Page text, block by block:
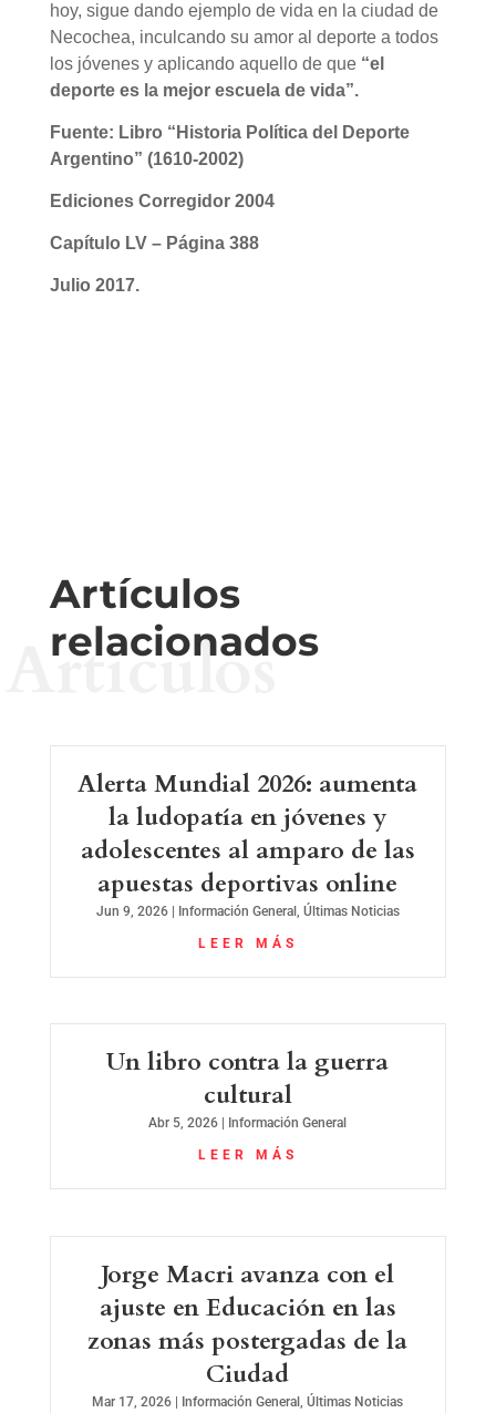
hoy, sigue dando ejemplo de vida en la ciudad de
Necochea, inculcando su amor al deporte a todos
los jóvenes y aplicando aquello de que “el
deporte es la mejor escuela de vida”.
Fuente: Libro “Historia Política del Deporte
Argentino” (1610-2002)
Ediciones Corregidor 2004
Capítulo LV– Página 388
Julio 2017.
Artículos
relacionados
Artículos
Alerta Mundial 2026: aumenta
la ludopatía en jóvenes y
adolescentes al amparo de las
apuestas deportivas online
Jun 9, 2026| Información General , Últimas Noticias
LEER MÁS
Un libro contra la guerra
cultural
Abr 5, 2026 Información General
LEER MÁS
Jorge Macri avanza con el
ajuste en Educación en las
zonas más postergadas de la
Ciudad
Mar 17, 2026 | Información General ,Últimas Noticias